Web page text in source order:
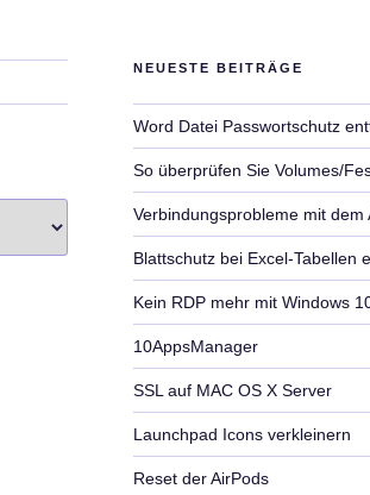
NEUESTE BEITRÄGE
Word Datei Passwortschutz
So überprüfen Sie Volumes/
Verbindungsprobleme mit dem
Blattschutz bei Excel-Tabellen
Kein RDP mehr mit Windows
10AppsManager
SSL auf MAC OS X Server
Launchpad Icons verkleinern
Reset der AirPods